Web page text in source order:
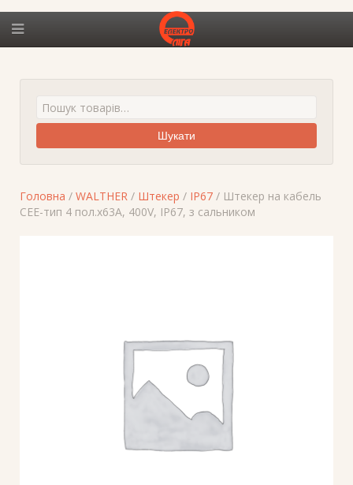
Шукати
Головна / WALTHER / Штекер / IP67 / Штекер на кабель
СЕЕ-тип 4 пол.х63А, 400V, IP67, з сальником